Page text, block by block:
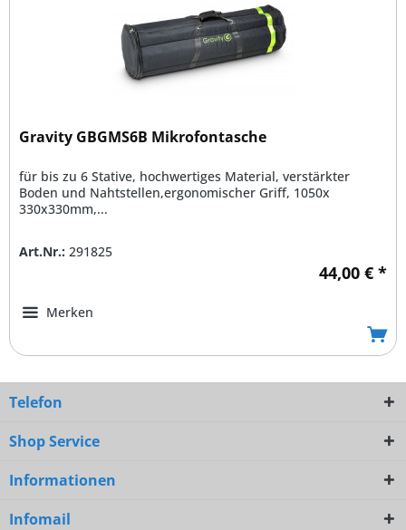
Gravity GBGMS6B Mikrofontasche
für bis zu 6 Stative, hochwertiges Material, verstärkter
Boden und Nahtstellen,ergonomischer Griff, 1050x
330x330mm,...
Art.Nr.: 291825
44,00 € *
Merken
Telefon
Shop Service
Informationen
Infomail